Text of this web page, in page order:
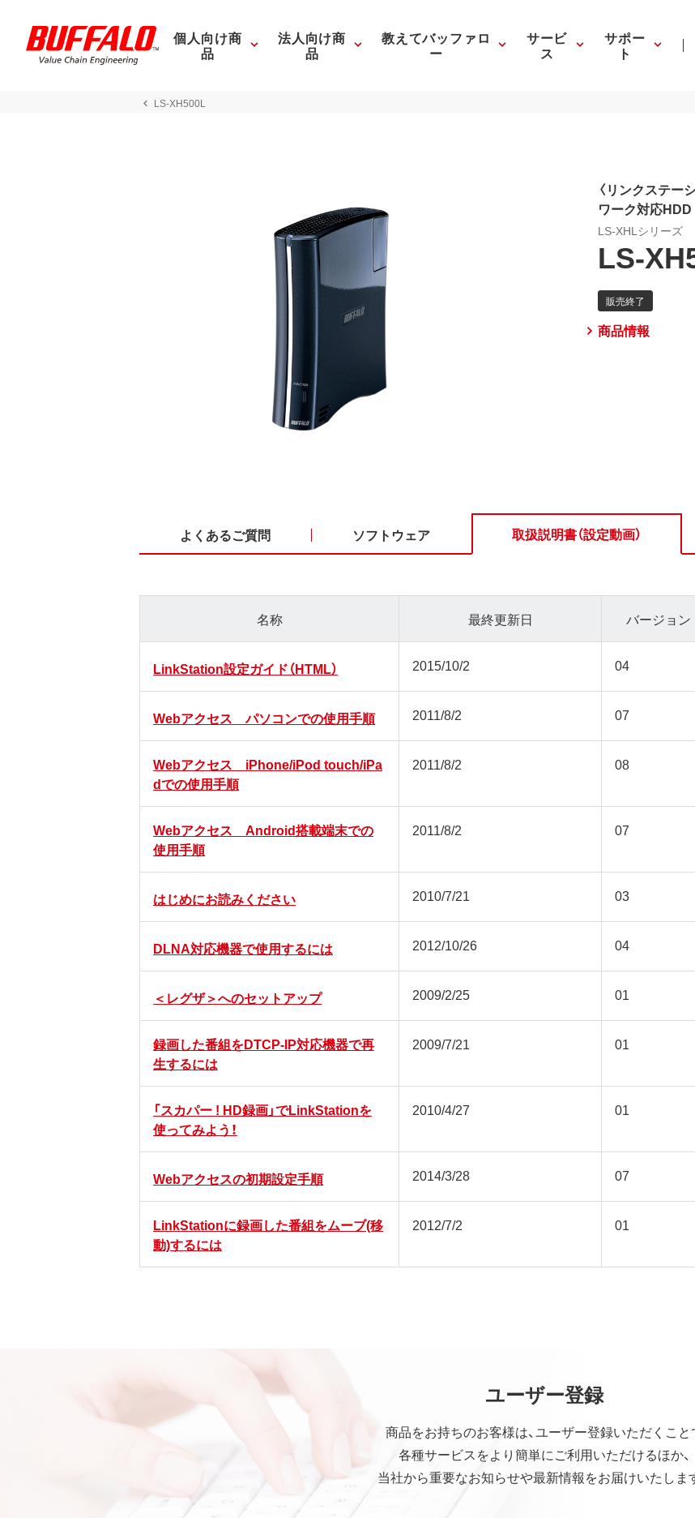
個人向け商
品
法人向け商
品
教えてバッファロ
ー
サービ
ス
サポー
ト
LS-XH500L
〈リンクステー
ワーク対応HDD
LS-XHLシリーズ
LS-
商品情報
よくあるご質問 ソフトウェア 取扱説明書（設定動画）
名称 最終更新日 バージョン
LinkStation設定ガイド（HTML） 2015/10/2 04
Webアクセス パソコンでの使用手順 2011/8/2 07
Webアクセス iPhone/iPod touch/iPa
dでの使用手順
2011/8/2 08
Webアクセス Android搭載端末での
使用手順
2011/8/2 07
はじめにお読みください 2010/7/21 03
DLNA対応機器で使用するには 2012/10/26 04
＜レグザ＞へのセットアップ 2009/2/25 01
録画した番組をDTCP-IP対応機器で再
生するには
2009/7/21 01
「スカパー ! HD録画」でLinkStationを
使ってみよう！
2010/4/27 01
Webアクセスの初期設定手順 2014/3/28 07
LinkStationに録画した番組をムーブ(移
動)するには
2012/7/2 01
ユーザー登録
商品をお持ちのお客様は、ユーザー登録いただくこと
各種サービスをより簡単にご利用いただけるほか、
当社から重要なお知らせや最新情報をお届けいたしま